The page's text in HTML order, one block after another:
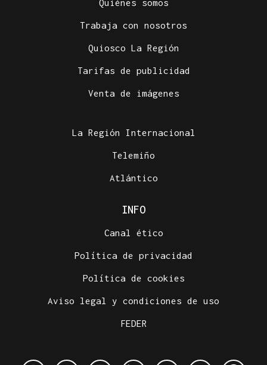
Quiénes somos
Trabaja con nosotros
Quiosco La Región
Tarifas de publicidad
Venta de imágenes
La Región Internacional
Telemiño
Atlántico
INFO
Canal ético
Política de privacidad
Política de cookies
Aviso legal y condiciones de uso
FEDER